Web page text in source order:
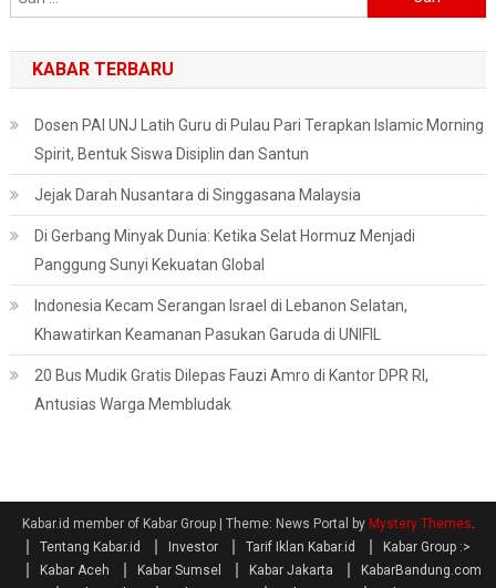
untuk:
KABAR TERBARU
Dosen PAI UNJ Latih Guru di Pulau Pari Terapkan Islamic Morning
Spirit, Bentuk Siswa Disiplin dan Santun
Jejak Darah Nusantara di Singgasana Malaysia
Di Gerbang Minyak Dunia: Ketika Selat Hormuz Menjadi
Panggung Sunyi Kekuatan Global
Indonesia Kecam Serangan Israel di Lebanon Selatan,
Khawatirkan Keamanan Pasukan Garuda di UNIFIL
20 Bus Mudik Gratis Dilepas Fauzi Amro di Kantor DPR RI,
Antusias Warga Membludak
Kabar.id member of Kabar Group | Theme: News Portal by Mystery Themes
Tentang Kabar.id
Investor Tarif Iklan Kabar.id
Kabar Group :>
Kabar Aceh
Kabar Sumsel Kabar Jakarta
KabarBandung.com